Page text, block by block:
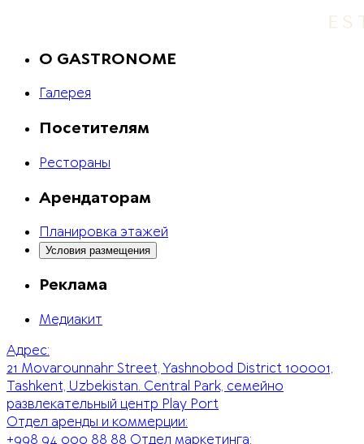
O GASTRONOME
Галерея
Посетителям
Рестораны
Арендаторам
Планировка этажей
Условия размещения
Реклама
Медиакит
Адрес:
21 Movarounnahr Street, Yashnobod District 100001,
Tashkent, Uzbekistan. Central Park, семейно
развлекательный центр Play Port
Отдел аренды и коммерции:
+998 94 000 88 88 Отдел маркетинга: